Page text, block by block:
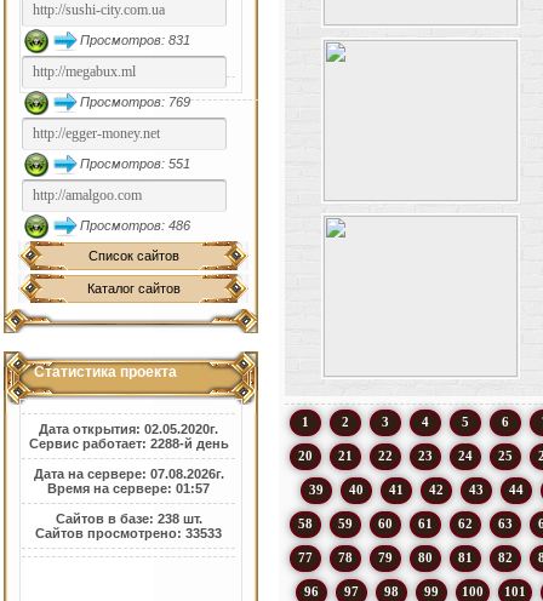
Просмотров: 831
Просмотров: 769
Просмотров: 551
Просмотров: 486
Список сайтов
Каталог сайтов
Статистика проекта
Дата открытия: 02.05.2020г.
Сервис работает: 2288-й день
Дата на сервере: 07.08.2026г.
Время на сервере: 01:57
Сайтов в базе: 238 шт.
Сайтов просмотрено: 33533
1 2 3 4 5 6
20 21 22 23 24 25
39 40 41 42 43 44
58 59 60 61 62 63
77 78 79 80 81 82
96 97 98 99 100 101